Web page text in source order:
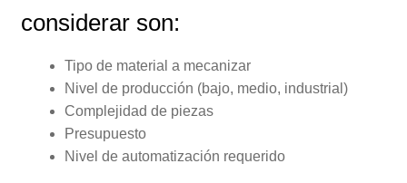
considerar son:
Tipo de material a mecanizar
Nivel de producción (bajo, medio, industrial)
Complejidad de piezas
Presupuesto
Nivel de automatización requerido